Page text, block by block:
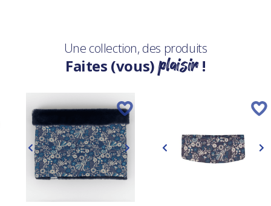
Une collection, des produits
Faites (vous)plaisir!